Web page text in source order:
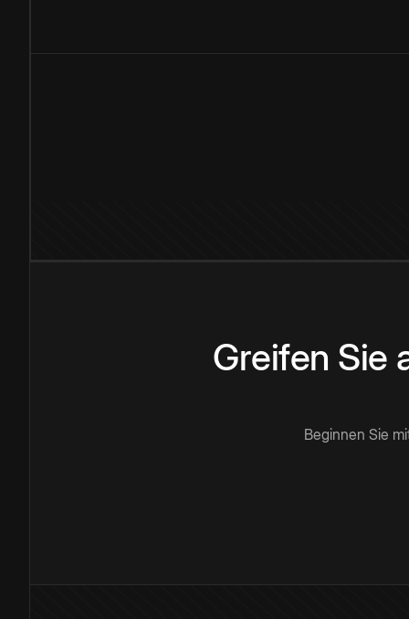
Greifen Sie
Beginnen Sie